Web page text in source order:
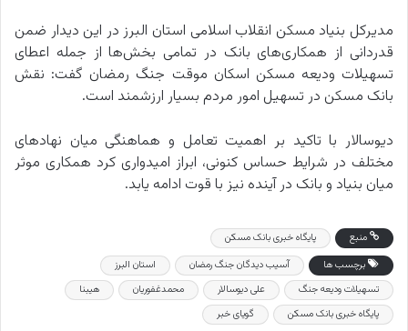
مدیرکل بنیاد مسکن انقلاب اسلامی استان البرز در این دیدار ضمن
قدردانی از همکاری‌های بانک در تمامی بخش‌ها از جمله اعطای
تسهیلات ودیعه مسکن اسکان موقت جنگ رمضان گفت: نقش
بانک مسکن در تسهیل امور مردم بسیار ارزشمند است.
دیوسالار با تاکید بر اهمیت تعامل و هماهنگی میان نهادهای
مختلف در شرایط حساس کنونی، ابراز امیدواری کرد همکاری‌ موثر
میان بنیاد و بانک در آینده نیز با قوت ادامه یابد.
منبع
پایگاه خبری بانک مسکن
برچسب ها
آسیب دیدگان جنگ رمضان
استان البرز
تسهیلات ودیعه جنگ
علی دیوسالار محمدغفوریان
هیبنا
پایگاه خبری بانک مسکن
گویای خبر